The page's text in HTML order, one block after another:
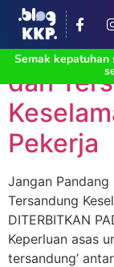
Semak kepatuhan
Jangan
Pada
dan
Pekerja
Jangan Pandang
Tersandung
DITERBITKAN
Keperluan asas
tersandung’